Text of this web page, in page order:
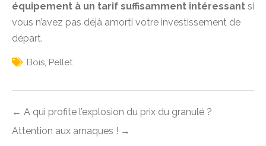
équipement à un tarif suffisamment intéressant si
vous n’avez pas déjà amorti votre investissement de
départ.
Bois, Pellet
de
l’article
← A qui profite l’explosion du prix du granulé ?
Attention aux arnaques ! →